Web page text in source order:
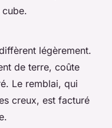
légèrement.
de terre, coûte
Le remblai, qui
creux, est facturé